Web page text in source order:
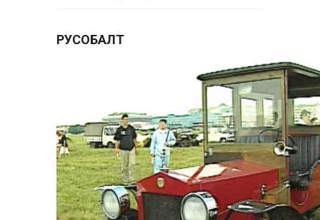
РУСОБАЛТ